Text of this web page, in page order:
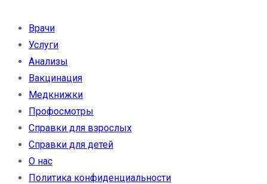
Врачи
Услуги
Анализы
Вакцинация
Медкнижки
Профосмотры
Справки для взрослых
Справки для детей
О нас
Политика конфиденциальности